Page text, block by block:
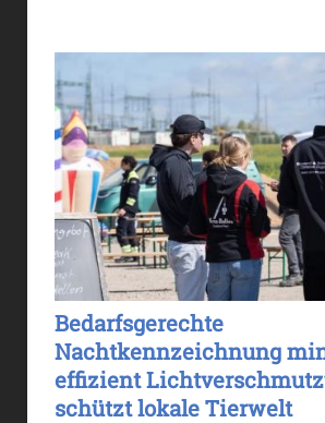
Bedarfsgerechte
Nachtkennzeichnung
effizient
schützt lokale Tierwelt